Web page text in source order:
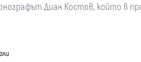
Диан Костов, който в